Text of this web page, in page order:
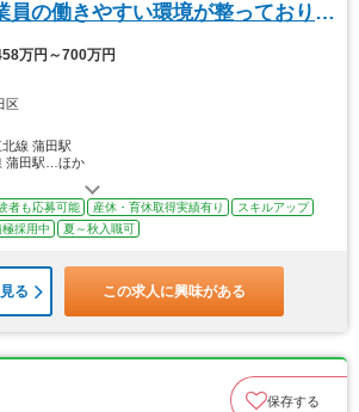
員の働きやすい環境が整っておりま
万円～700万円
区
北線 蒲田駅
蒲田駅…ほか
者も応募可能 産休・育休取得実績有り
スキルアップ
極採用中 夏～秋入職可
る この求人に興味がある
保存する